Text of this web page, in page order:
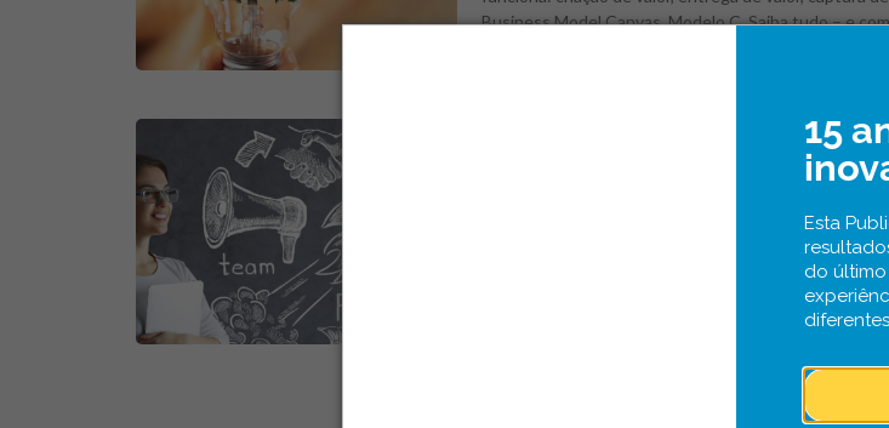
15
Esta
do
Business Model Canvas, Modelo C. Saiba tudo – e
Dia do Empreendedorismo
O empreendedorismo feminino é hoje uma das
brasileira, segundo o estudo. No dia mundial do
queremos celebrar com essas mulheres que seguem